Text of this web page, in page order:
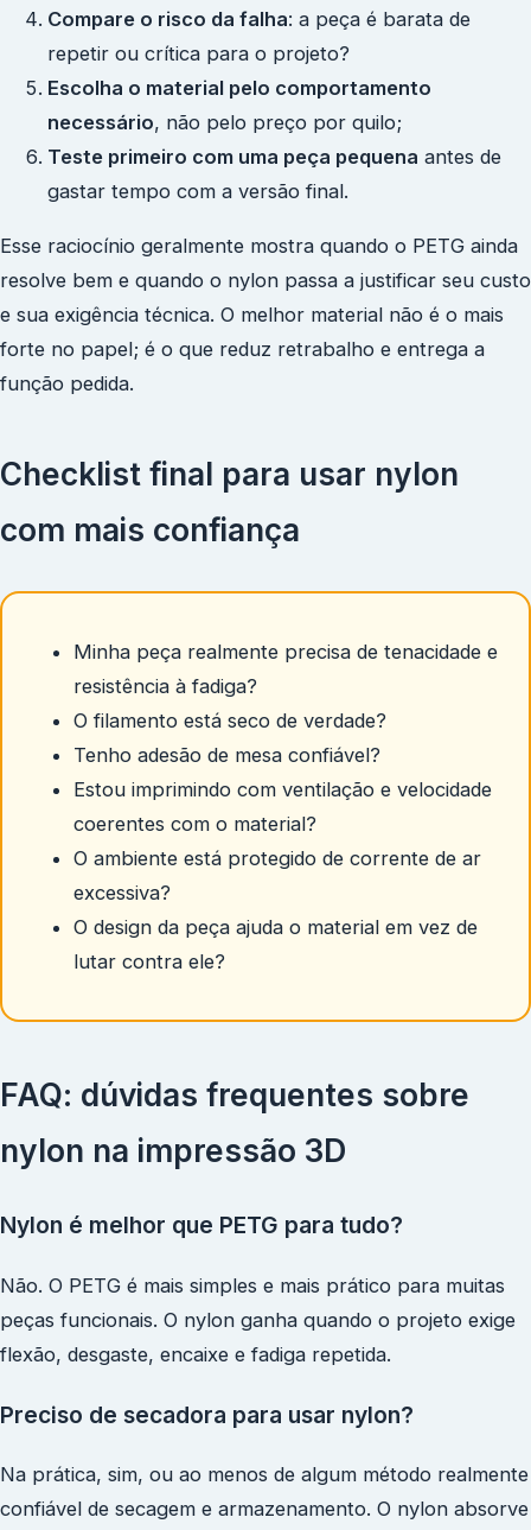
Compare o risco da falha: a peça é barata de
repetir ou crítica para o projeto?
Escolha o material pelo comportamento
necessário, não pelo preço por quilo;
Teste primeiro com uma peça pequena antes de
gastar tempo com a versão final.
Esse raciocínio geralmente mostra quando o PETG ainda
resolve bem e quando o nylon passa a justificar seu custo
e sua exigência técnica. O melhor material não é o mais
forte no papel; é o que reduz retrabalho e entrega a
função pedida.
Checklist final para usar nylon
com mais confiança
Minha peça realmente precisa de tenacidade e
resistência à fadiga?
O filamento está seco de verdade?
Tenho adesão de mesa confiável?
Estou imprimindo com ventilação e velocidade
coerentes com o material?
O ambiente está protegido de corrente de ar
excessiva?
O design da peça ajuda o material em vez de
lutar contra ele?
FAQ: dúvidas frequentes sobre
nylon na impressão 3D
Nylon é melhor que PETG para tudo?
Não. O PETG é mais simples e mais prático para muitas
peças funcionais. O nylon ganha quando o projeto exige
flexão, desgaste, encaixe e fadiga repetida.
Preciso de secadora para usar nylon?
Na prática, sim, ou ao menos de algum método realmente
confiável de secagem e armazenamento. O nylon absorve